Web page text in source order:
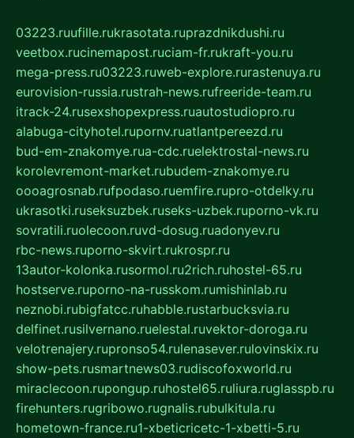
03223.ruufille.rukrasotata.ruprazdnikdushi.ru
veetbox.rucinemapost.ruciam-fr.rukraft-you.ru
mega-press.ru03223.ruweb-explore.rurastenuya.ru
eurovision-russia.rustrah-news.rufreeride-team.ru
itrack-24.rusexshopexpress.ruautostudiopro.ru
alabuga-cityhotel.rupornv.ruatlantpereezd.ru
bud-em-znakomye.rua-cdc.ruelektrostal-news.ru
korolevremont-market.rubudem-znakomye.ru
oooagrosnab.rufpodaso.ruemfire.rupro-otdelky.ru
ukrasotki.ruseksuzbek.ruseks-uzbek.ruporno-vk.ru
sovratili.ruolecoon.ruvd-dosug.ruadonyev.ru
rbc-news.ruporno-skvirt.rukrospr.ru
13autor-kolonka.rusormol.ru2rich.ruhostel-65.ru
hostserve.ruporno-na-russkom.rumishinlab.ru
neznobi.rubigfatcc.ruhabble.rustarbucksvia.ru
delfinet.rusilvernano.ruelestal.ruvektor-doroga.ru
velotrenajery.rupronso54.rulenasever.rulovinskix.ru
show-pets.rusmartnews03.rudiscofoxworld.ru
miraclecoon.rupongup.ruhostel65.ruliura.ruglasspb.ru
firehunters.rugribowo.rugnalis.rubulkitula.ru
hometown-france.ru1-xbeticricetc-1-xbetti-5.ru